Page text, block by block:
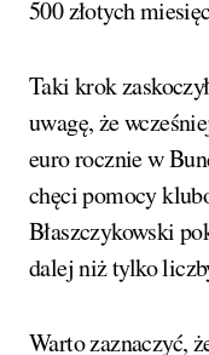
500 złotych
Taki krok
uwagę, że
euro rocznie w
chęci pomocy
Błaszczykowski
dalej niż tylko
Warto zaznaczyć,